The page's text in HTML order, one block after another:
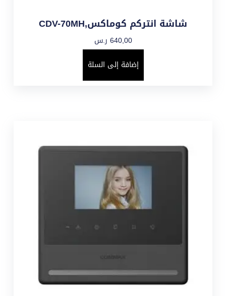
شاشة انتركم كوماكس,CDV-70MH
640,00 ر.س
إضافة إلى السلة